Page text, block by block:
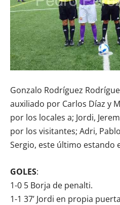
Gonzalo Rodríguez
auxiliado por Carlos Díaz y
por los locales a; Jordi,
por los visitantes; Adri,
Sergio, este último estando
GOLES:
1-0 5 Borja de penalti.
1-1 37’ Jordi en propia